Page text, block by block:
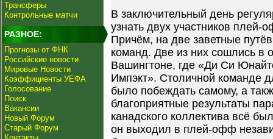
Трансферы
Контрольные матчи
РАЗНОЕ:
Прогнозы от ФНК
Российские новости
Мировые Новости
Коэффициенты УЕФА
Голосование
Поиск
Вакансии
Новый Форум
Старый Форум
В заключительный день
узнать двух участников
Причём, на две заветные
команд. Две из них сошлись в
Вашингтоне, где «Ди Си
Импэкт». Столичной команде
было побеждать самому, а
благоприятные результаты
канадского коллектива всё
он выходил в плей-офф